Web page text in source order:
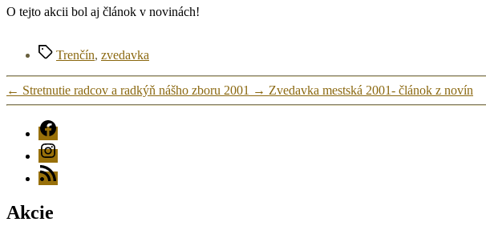
O tejto akcii bol aj článok v novinách!
ZnačkyTrenčín, zvedavka
← Stretnutie radcov a radkýň nášho zboru 2001 → Zvedavka mestská 2001- článok z novín
FB
Instagram
RSS
Akcie